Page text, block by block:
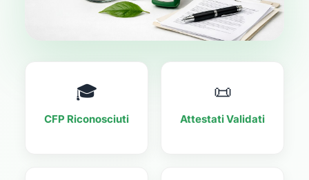
🎓
CFP Riconosciuti
📜
Attestati Validati